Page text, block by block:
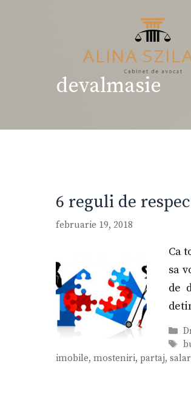
devalmasie
6 reguli de
februarie 19, 2018
Ca
sa
de
imobile, mosteniri, partaj,